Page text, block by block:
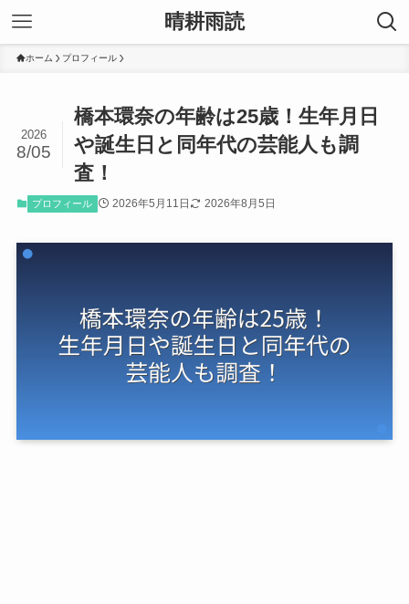
晴耕雨読
ホーム プロフィール
橋本環奈の年齢は25歳！生年月日
や誕生日と同年代の芸能人も調
査！
2026
8/05
プロフィール 2026年5月11日 2026年8月5日